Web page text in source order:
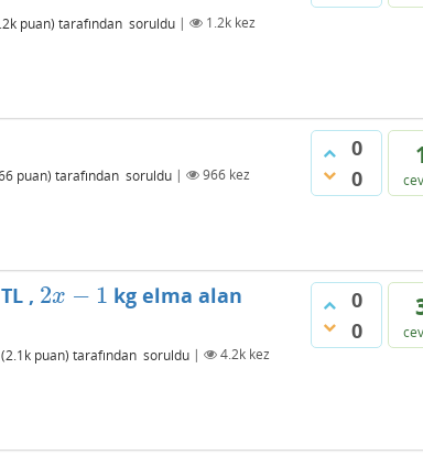
puan) tarafından soruldu | 1.2k kez
0
0
puan) tarafından soruldu | 966 kez
0
0
TL , 2x − 1
2x− 1
kg elma alan
(2.1k puan) tarafından soruldu | 4.2k kez